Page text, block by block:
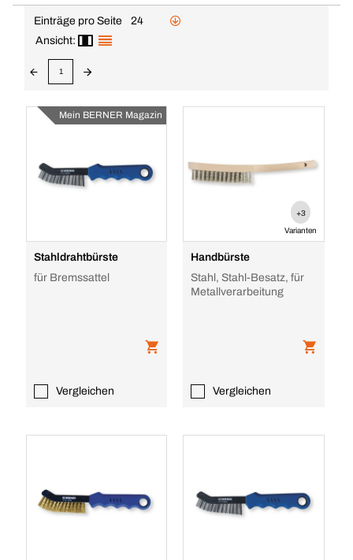
Einträge pro Seite
24
Ansicht:
1
Mein BERNER Magazin
Stahldrahtbürste
für Bremssattel
Vergleichen
+3
Varianten
Handbürste
Stahl, Stahl-Besatz, für
Metallverarbeitung
Vergleichen